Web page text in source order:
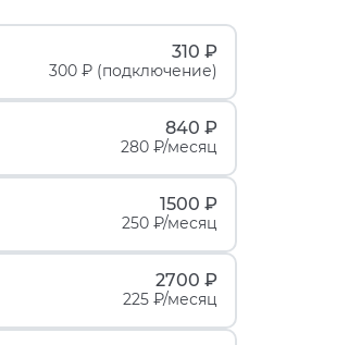
310 ₽
300 ₽ (подключение)
840 ₽
280 ₽/месяц
1500 ₽
250 ₽/месяц
2700 ₽
225 ₽/месяц